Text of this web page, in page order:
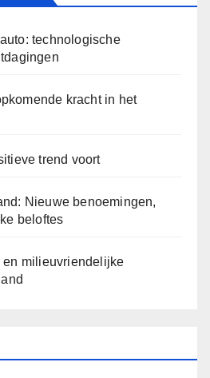
technologische
kracht in het
trend voort
Nieuwe benoemingen,
beloftes
milieuvriendelijke